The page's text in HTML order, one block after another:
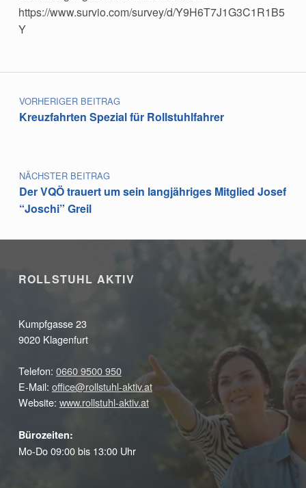
https://www.survio.com/survey/d/Y9H6T7J1G3C1R1B5
Y
Beitragsnavigation
VORHERIGER BEITRAG
Kreuzfahrten Spezial für Rollstuhlfahrer
NÄCHSTER BEITRAG
Der VQÖ trauert um sein langjähriges Mitglied Josef
“Joschi” Greil
ROLLSTUHL AKTIV
Kumpfgasse 23
9020 Klagenfurt
Telefon: 0660 9500 950
E-Mail: office@rollstuhl-aktiv.at
Website: www.rollstuhl-aktiv.at
Bürozeiten:
Mo-Do 09:00 bis 13:00 Uhr